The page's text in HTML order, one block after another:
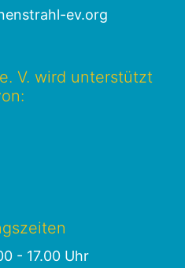
ev.org
V. wird unterstützt
- 17.00 Uhr